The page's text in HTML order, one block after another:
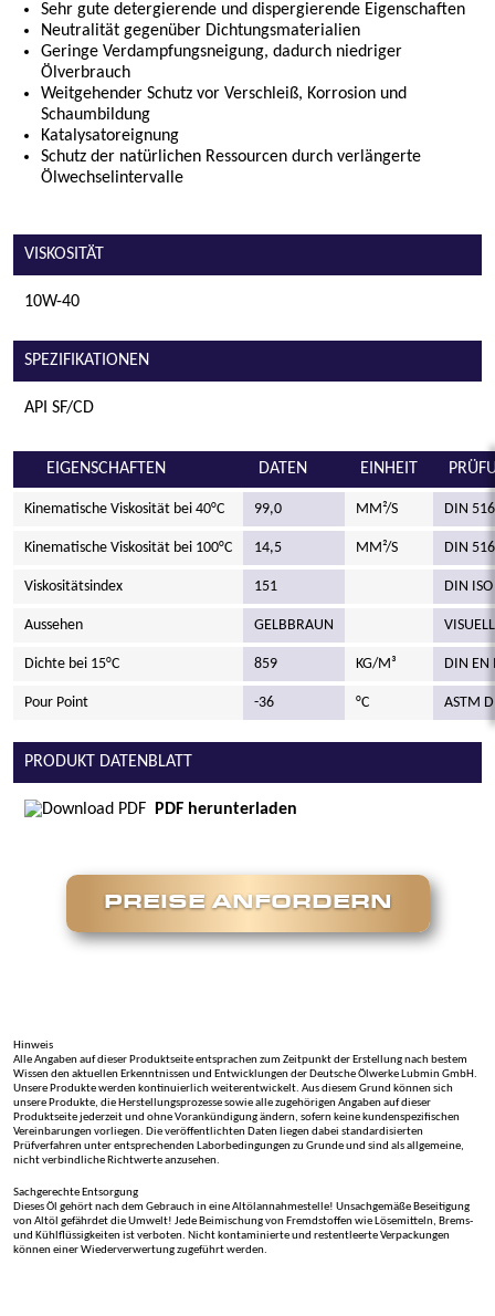
Sehr gute detergierende und dispergierende Eigenschaften
Neutralität gegenüber Dichtungsmaterialien
Geringe Verdampfungsneigung, dadurch niedriger
Ölverbrauch
Weitgehender Schutz vor Verschleiß, Korrosion und
Schaumbildung
Katalysatoreignung
Schutz der natürlichen Ressourcen durch verlängerte
Ölwechselintervalle
VISKOSITÄT
10W-40
SPEZIFIKATIONEN
API SF/CD
EIGENSCHAFTEN DATEN EINHEIT
Kinematische Viskosität bei 40°C 99,0 MM²/S DIN
Kinematische Viskosität bei 100°C 14,5 MM²/S DIN
Viskositätsindex 151 DIN
Aussehen GELBBRAUN VISUELL
Dichte bei 15°C 859 KG/M³ DIN EN
Pour Point -36 °C ASTM
PRODUKT DATENBLATT
PDF herunterladen
PREISE ANFORDERN
Hinweis
Alle Angaben auf dieser Produktseite entsprachen zum Zeitpunkt der Erstellung nach bestem
Wissen den aktuellen Erkenntnissen und Entwicklungen der Deutsche Ölwerke Lubmin GmbH.
Unsere Produkte werden kontinuierlich weiterentwickelt. Aus diesem Grund können sich
unsere Produkte, die Herstellungsprozesse sowie alle zugehörigen Angaben auf dieser
Produktseite jederzeit und ohne Vorankündigung ändern, sofern keine kundenspezifischen
Vereinbarungen vorliegen. Die veröffentlichten Daten liegen dabei standardisierten
Prüfverfahren unter entsprechenden Laborbedingungen zu Grunde und sind als allgemeine,
nicht verbindliche Richtwerte anzusehen.
Sachgerechte Entsorgung
Dieses Öl gehört nach dem Gebrauch in eine Altölannahmestelle! Unsachgemäße Beseitigung
von Altöl gefährdet die Umwelt! Jede Beimischung von Fremdstoffen wie Lösemitteln, Brems-
und Kühlflüssigkeiten ist verboten. Nicht kontaminierte und restentleerte Verpackungen
können einer Wiederverwertung zugeführt werden.